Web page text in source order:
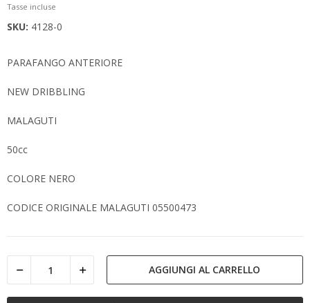
Tasse incluse
SKU: 4128-0
PARAFANGO ANTERIORE
NEW DRIBBLING
MALAGUTI
50cc
COLORE NERO
CODICE ORIGINALE MALAGUTI 05500473
AGGIUNGI AL CARRELLO